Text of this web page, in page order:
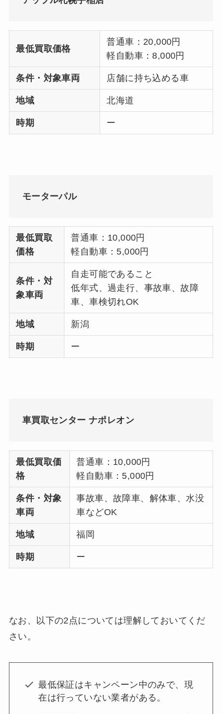
最低買取価格
普通車：20,000円
軽自動車：8,000円
条件・対象車両 店舗に持ち込める車
地域 北海道
時期 ー
モーターパル
最低買取
価格
普通車：10,000円
軽自動車：5,000円
条件・対
象車両
自走可能であること
低年式、過走行、事故車、故障
車、車検切れOK
地域 新潟
時期 ー
車買取センター ナポレオン
最低買取価
格
普通車：10,000円
軽自動車：5,000円
条件・対象
車両
事故車、故障車、解体車、水没
車などOK
地域 福岡
時期 ー
なお、以下の2点については理解しておいてくだ
さい。
最低保証はキャンペーン中のみで、現
在は行っていない業者がある。